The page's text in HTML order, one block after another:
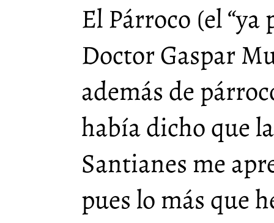
El Párroco (el
Doctor Gaspar
además de
había dicho que
Santianes me
pues lo más que